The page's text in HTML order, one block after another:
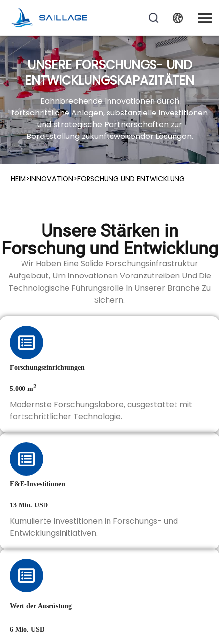
UNSERE FORSCHUNGS- UND
ENTWICKLUNGSKAPAZITÄTEN
Bahnbrechende Innovationen durch
fortschrittliche Anlagen, substanzielle Investitionen
und strategische Partnerschaften zur
Bereitstellung zukunftsweisender Lösungen.
HEIM>INNOVATION>FORSCHUNG UND ENTWICKLUNG
Unsere Stärken in
Forschung und Entwicklung
Wir Haben Eine Solide Forschungsinfrastruktur
Aufgebaut, Um Innovationen Voranzutreiben Und Die
Technologische Führungsrolle In Unserer Branche Zu
Sichern.
Forschungseinrichtungen
5.000 m²
Modernste Forschungslabore, ausgestattet mit
fortschrittlicher Technologie.
F&E-Investitionen
13 Mio. USD
Kumulierte Investitionen in Forschungs- und
Entwicklungsinitiativen.
Wert der Ausrüstung
6 Mio. USD